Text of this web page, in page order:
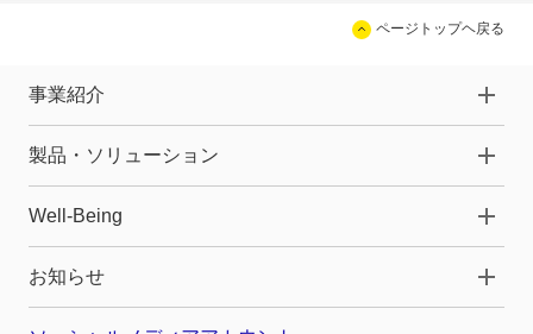
ページトップヘ戻る
事業紹介
製品・ソリューション
Well-Being
お知らせ